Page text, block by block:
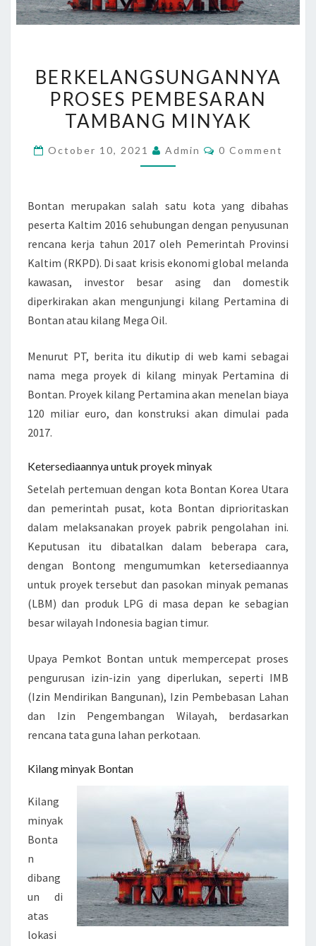
E
R
K
L
G
S
U
N
G
A
N
S
R
N
A
M
I
N
Y
A
BERKELANGSUNGANNYA
PROSES PEMBESARAN
TAMBANG MINYAK
October 10, 2021 Admin
C
N
S
0 Comment
Bontan merupakan salah satu kota yang dibahas
peserta Kaltim 2016 sehubungan dengan penyusunan
rencana kerja tahun 2017 oleh Pemerintah Provinsi
Kaltim (RKPD). Di saat krisis ekonomi global melanda
kawasan, investor besar asing dan domestik
diperkirakan akan mengunjungi kilang Pertamina di
Bontan atau kilang Mega Oil.
Menurut PT, berita itu dikutip di web kami sebagai
nama mega proyek di kilang minyak Pertamina di
Bontan. Proyek kilang Pertamina akan menelan biaya
120 miliar euro, dan konstruksi akan dimulai pada
2017.
Ketersediaannya untuk proyek minyak
Setelah pertemuan dengan kota Bontan Korea Utara
dan pemerintah pusat, kota Bontan diprioritaskan
dalam melaksanakan proyek pabrik pengolahan ini.
Keputusan itu dibatalkan dalam beberapa cara,
dengan Bontong mengumumkan ketersediaannya
untuk proyek tersebut dan pasokan minyak pemanas
(LBM) dan produk LPG di masa depan ke sebagian
besar wilayah Indonesia bagian timur.
Upaya Pemkot Bontan untuk mempercepat proses
pengurusan izin-izin yang diperlukan, seperti IMB
(Izin Mendirikan Bangunan), Izin Pembebasan Lahan
dan Izin Pengembangan Wilayah, berdasarkan
rencana tata guna lahan perkotaan.
Kilang minyak Bontan
Kilang
minyak
Bonta
n
dibang
un di
atas
lokasi